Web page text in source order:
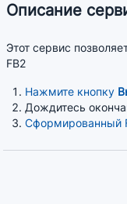
Описание
Этот сервис
FB2
Нажмите кнопку
Дождитесь
Сформированный